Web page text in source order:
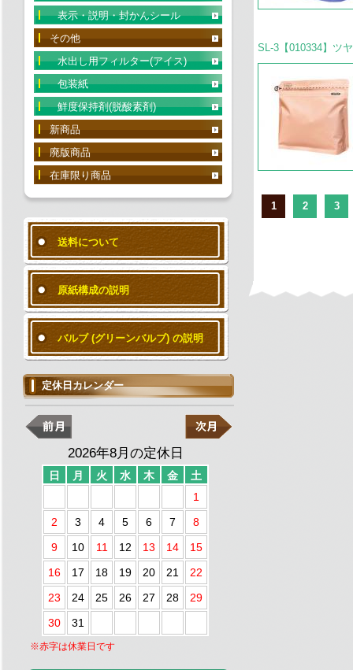
SL-3【010334】ツ
1 2 3
表示・説明・封かんシール
その他
水出し用フィルター(アイス)
包装紙
鮮度保持剤(脱酸素剤)
新商品
廃版商品
在庫限り商品
送料について
原紙構成の説明
バルブ (グリーンバルブ) の説明
定休日カレンダー
2026年8月の定休日
日 月 火 水 木 金
土
1
2
3 4 5 6 7
8
9
10 11 12 13 14
15
16
17 18 19 20 21
22
23
24 25 26 27 28
29
30
31
※赤字は休業日です